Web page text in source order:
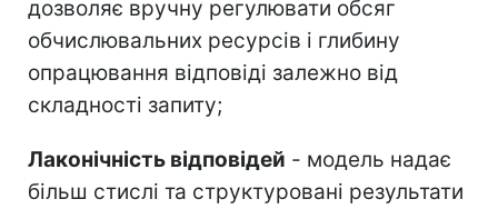
дозволяє вручну регулювати обсяг
обчислювальних ресурсів і глибину
опрацювання відповіді залежно від
складності запиту;
Лаконічність відповідей - модель надає
більш стислі та структуровані результати